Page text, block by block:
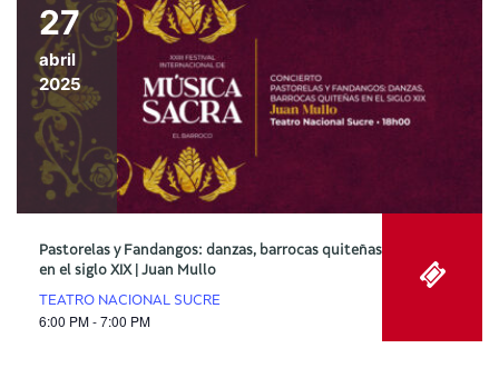
27
abril
2025
Pastorelas y Fandangos: danzas, barrocas quiteñas
en el siglo XIX | Juan Mullo
TEATRO NACIONAL SUCRE
6:00 PM - 7:00 PM